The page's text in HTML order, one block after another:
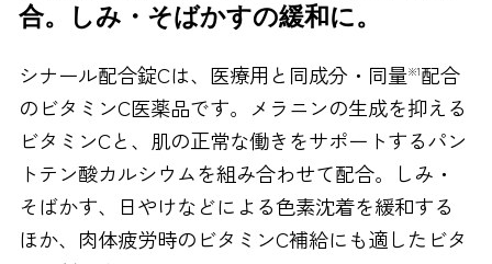
FAXでのお問い合わせ
0120-810-130
24時間自動受付
合。しみ・そばかすの緩和に。
シナール配合錠Cは、医療用と同成分・同量※1配合
のビタミンC医薬品です。メラニンの生成を抑える
ビタミンCと、肌の正常な働きをサポートするパン
トテン酸カルシウムを組み合わせて配合。しみ・
そばかす、日やけなどによる色素沈着を緩和する
ほか、肉体疲労時のビタミンC補給にも適したビタ